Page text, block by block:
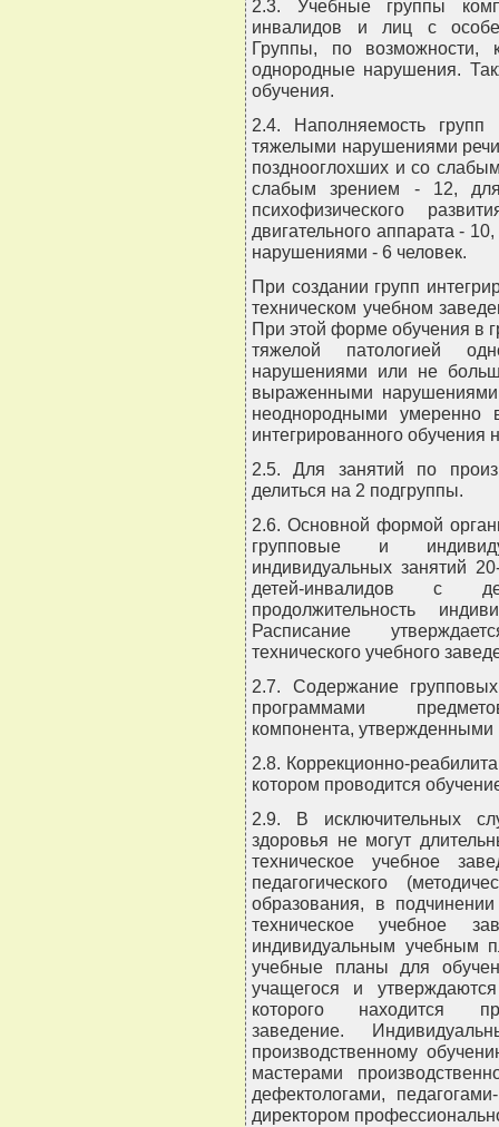
2.3. Учебные группы
инвалидов и лиц с
Группы, по возможности,
однородные нарушения.
обучения.
2.4. Наполняемость
тяжелыми нарушениями речи
позднооглохших и со
слабым зрением - 12,
психофизического
двигательного аппарата -
нарушениями - 6 человек.
При создании групп
техническом учебном
При этой форме обучения в
тяжелой патологией
нарушениями или не
выраженными
неоднородными умеренно
интегрированного
2.5. Для занятий по
делиться на 2 подгруппы.
2.6. Основной формой
групповые и
индивидуальных занятий
детей-инвалидов с
продолжительность
Расписание
технического учебного
2.7. Содержание
программами
компонента, утвержденными
2.8. Коррекционно-
котором проводится
2.9. В исключительных
здоровья не могут
техническое учебное
педагогического
образования, в
техническое учебное
индивидуальным учебным
учебные планы для
учащегося и
которого находится
заведение.
производственному
мастерами
дефектологами,
директором